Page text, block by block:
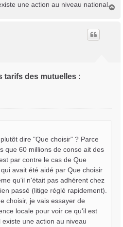
une action au niveau national.
tarifs des mutuelles :
dire "Que choisir" ? Parce
que 60 millions de conso ait des
par contre le cas de Que
avait été aidé par Que choisir
qu'il n'était pas adhérent chez
passé (litige réglé rapidement).
choisir, je vais essayer de
locale pour voir ce qu'il est
une action au niveau